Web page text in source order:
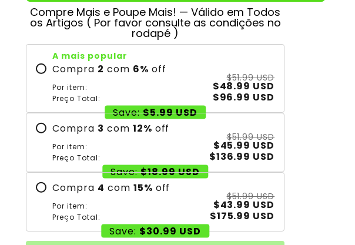
Compre Mais e Poupe Mais! — Válido em Todos
os Artigos ( Por favor consulte as condições no
rodapé )
A mais popular
Compra 2 com 6% off
Por item:
$51.99 USD
$48.99 USD
Preço Total:
$96.99 USD
Save: $5.99 USD
Compra 3 com 12% off
Por item:
$51.99 USD
$45.99 USD
Preço Total:
$136.99 USD
Save: $18.99 USD
Compra 4 com 15% off
Por item:
$51.99 USD
$43.99 USD
Preço Total:
$175.99 USD
Save: $30.99 USD